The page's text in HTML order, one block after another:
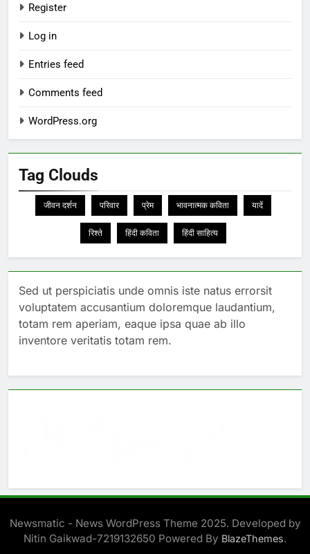
Register
Log in
Entries feed
Comments feed
WordPress.org
Tag Clouds
जीवन दर्शन परिवार प्रेम भावनात्मक कविता यादें
रिश्ते हिंदी कविता हिंदी साहित्य
Sed ut perspiciatis unde omnis iste natus errorsit
voluptatem accusantium doloremque laudantium,
totam rem aperiam, eaque ipsa quae ab illo
inventore veritatis totam rem.
Newsmatic - News WordPress Theme 2025. Developed by
Nitin Gaikwad-7219132650 Powered By BlazeThemes.